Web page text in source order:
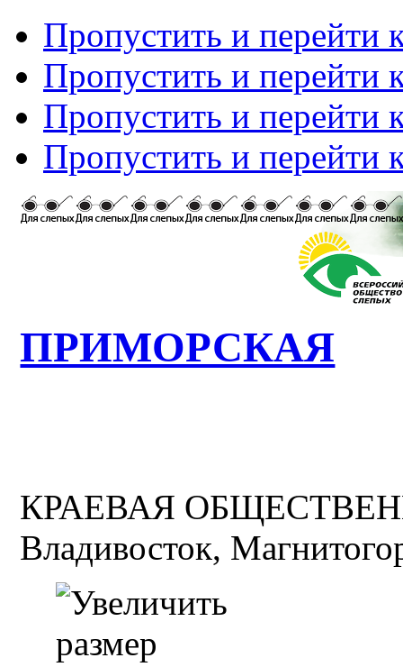
Пропустить и перейти
Пропустить и перейти
Пропустить и перейти
Пропустить и перейти
ПРИМОРСКАЯ
КРАЕВАЯ
Владивосток,